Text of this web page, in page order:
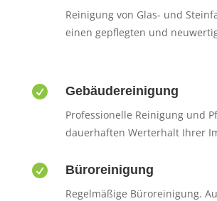
Reinigung von Glas- und
einen gepflegten und
 Gebäudereinigung
Professionelle Reinigung und
dauerhaften Werterhalt Ihrer
 Büroreinigung
Regelmäßige Büroreinigung.